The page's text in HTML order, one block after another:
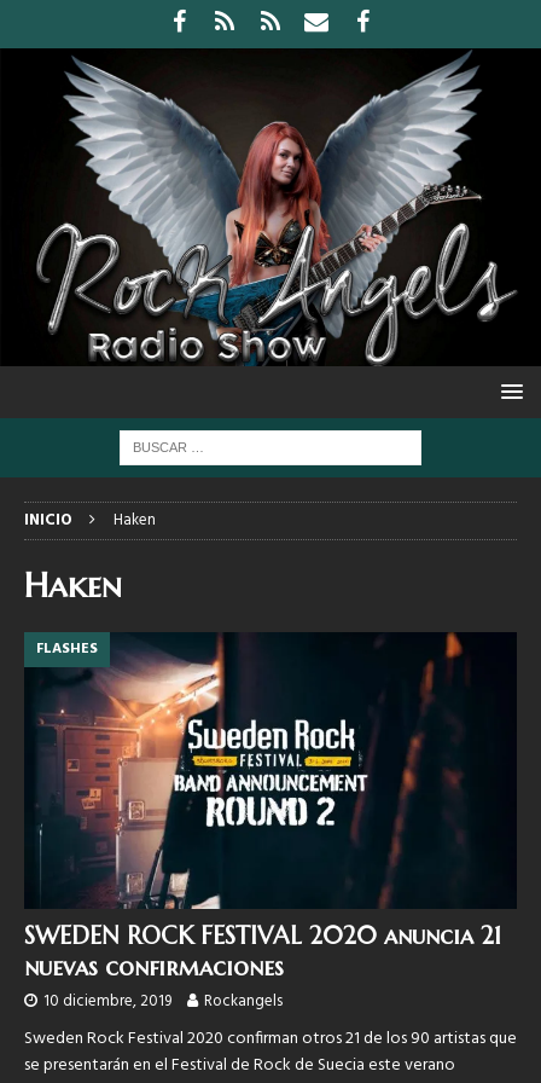
INICIO Haken
Haken
FLASHES
SWEDEN ROCK FESTIVAL 2020 anuncia 21
nuevas confirmaciones
10 diciembre, 2019 Rockangels
Sweden Rock Festival 2020 confirman otros 21 de los 90 artistas que
se presentarán en el Festival de Rock de Suecia este verano